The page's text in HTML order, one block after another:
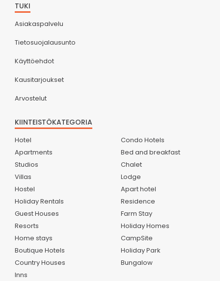
TUKI
Asiakaspalvelu
Tietosuojalausunto
Käyttöehdot
Kausitarjoukset
Arvostelut
KIINTEISTÖKATEGORIA
Hotel
Apartments
Studios
Villas
Hostel
Holiday Rentals
Guest Houses
Resorts
Home stays
Boutique Hotels
Country Houses
Inns
Condo Hotels
Bed and breakfast
Chalet
Lodge
Apart hotel
Residence
Farm Stay
Holiday Homes
CampSite
Holiday Park
Bungalow